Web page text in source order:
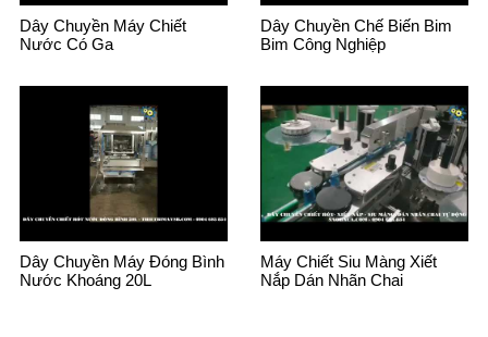
Dây Chuyền Máy Chiết
Nước Có Ga
Dây Chuyền Chế Biến Bim
Bim Công Nghiệp
Dây Chuyền Máy Đóng Bình
Nước Khoáng 20L
Máy Chiết Siu Màng Xiết
Nắp Dán Nhãn Chai